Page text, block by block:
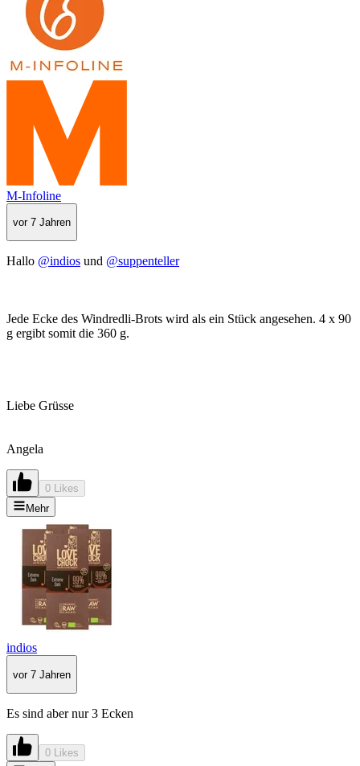
M-Infoline
vor 7 Jahren
Hallo @indios und @suppenteller
Jede Ecke des Windredli-Brots wird als ein Stück angesehen. 4 x 90
g ergibt somit die 360 g.
Liebe Grüsse
Angela
0 Likes
Mehr
indios
vor 7 Jahren
Es sind aber nur 3 Ecken
0 Likes